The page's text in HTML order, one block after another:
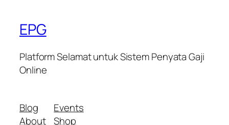
EPG
Platform Selamat untuk Sistem Penyata Gaji
Online
Blog
About
Events
Shop